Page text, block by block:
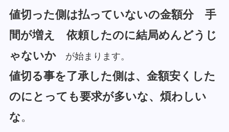
値切った側は払っていないの金額分 手
間が増え 依頼したのに結局めんどうじ
ゃないかが始まります。
値切る事を了承した側は、金額安くした
のにとっても要求が多いな、煩わしい
な。